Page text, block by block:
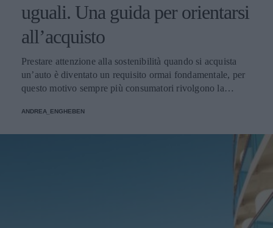
uguali. Una guida per orientarsi
all’acquisto
Prestare attenzione alla sostenibilità quando si acquista
un’auto è diventato un requisito ormai fondamentale, per
questo motivo sempre più consumatori rivolgono la
all’interno dell’offerta? Ecco una breve guida per scegliere
ANDREA_ENGHEBEN